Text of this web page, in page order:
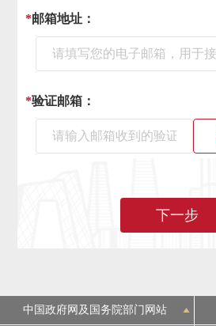
政务服务
参与调查 在线访谈
*邮箱地址：
*验证邮箱：
下一步
中国政府网及国务院部门网站